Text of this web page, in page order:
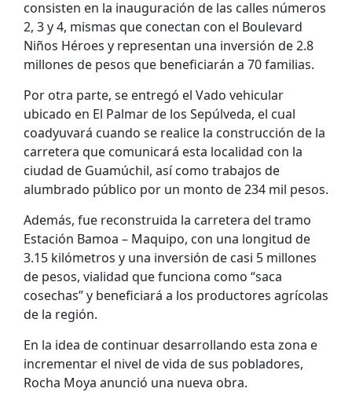
consisten en la inauguración de las calles números
2, 3 y 4, mismas que conectan con el Boulevard
Niños Héroes y representan una inversión de 2.8
millones de pesos que beneficiarán a 70 familias.
Por otra parte, se entregó el Vado vehicular
ubicado en El Palmar de los Sepúlveda, el cual
coadyuvará cuando se realice la construcción de la
carretera que comunicará esta localidad con la
ciudad de Guamúchil, así como trabajos de
alumbrado público por un monto de 234 mil pesos.
Además, fue reconstruida la carretera del tramo
Estación Bamoa – Maquipo, con una longitud de
3.15 kilómetros y una inversión de casi 5 millones
de pesos, vialidad que funciona como “saca
cosechas” y beneficiará a los productores agrícolas
de la región.
En la idea de continuar desarrollando esta zona e
incrementar el nivel de vida de sus pobladores,
Rocha Moya anunció una nueva obra.